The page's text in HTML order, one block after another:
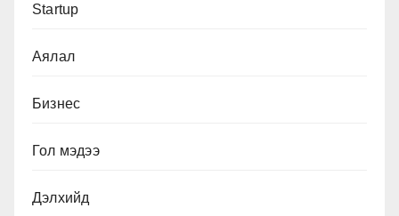
Startup
Аялал
Бизнес
Гол мэдээ
Дэлхийд